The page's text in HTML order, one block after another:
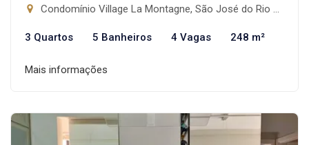
Condomínio Village La Montagne, São José do Rio Preto-SP
3 Quartos 5 Banheiros 4 Vagas 248 m²
Mais informações